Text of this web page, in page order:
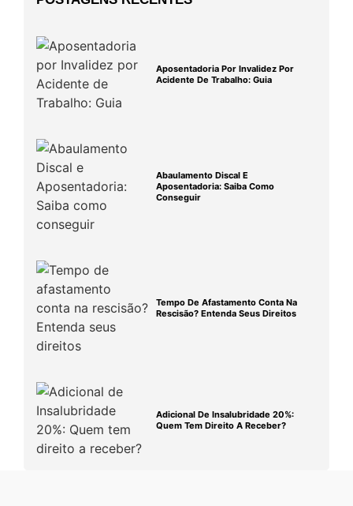
Aposentadoria Por Invalidez Por
Acidente De Trabalho: Guia
Abaulamento Discal E
Aposentadoria: Saiba Como
Conseguir
Tempo De Afastamento Conta Na
Rescisão? Entenda Seus Direitos
Adicional De Insalubridade 20%:
Quem Tem Direito A Receber?